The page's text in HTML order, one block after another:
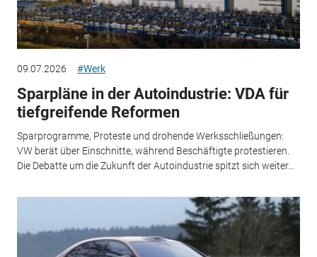
09.07.2026 #Werk
Sparpläne in der Autoindustrie: VDA für
tiefgreifende Reformen
Sparprogramme, Proteste und drohende Werksschließungen:
VW berät über Einschnitte, während Beschäftigte protestieren.
Die Debatte um die Zukunft der Autoindustrie spitzt sich weiter...